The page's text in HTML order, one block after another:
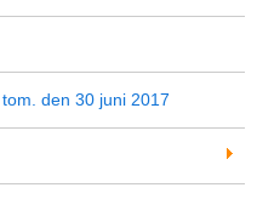
den 30 juni 2017